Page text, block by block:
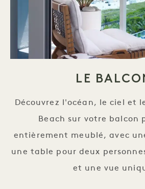
LE
Découvrez l'océan, le ciel et
Beach sur votre balcon
entièrement meublé, avec
une table pour deux
et une vue